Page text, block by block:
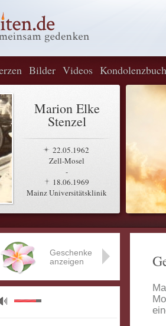
Bilder Videos Kondolenzbuch
Marion Elke
Stenzel
22.05.1962
Zell-Mosel
-
18.06.1969
Mainz Universitätsklinik
Geschenke
anzeigen